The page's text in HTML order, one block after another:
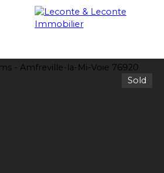
Sold